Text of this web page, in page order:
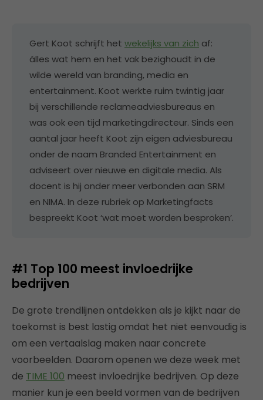
Gert Koot schrijft het wekelijks van zich af:
álles wat hem en het vak bezighoudt in de
wilde wereld van branding, media en
entertainment. Koot werkte ruim twintig jaar
bij verschillende reclameadviesbureaus en
was ook een tijd marketingdirecteur. Sinds een
aantal jaar heeft Koot zijn eigen adviesbureau
onder de naam Branded Entertainment en
adviseert over nieuwe en digitale media. Als
docent is hij onder meer verbonden aan SRM
en NIMA. In deze rubriek op Marketingfacts
bespreekt Koot ‘wat moet worden besproken’.
#1 Top 100 meest invloedrijke
bedrijven
De grote trendlijnen ontdekken als je kijkt naar de
toekomst is best lastig omdat het niet eenvoudig is
om een vertaalslag maken naar concrete
voorbeelden. Daarom openen we deze week met
de TIME 100 meest invloedrijke bedrijven. Op deze
manier kun je een beeld vormen van de bedrijven